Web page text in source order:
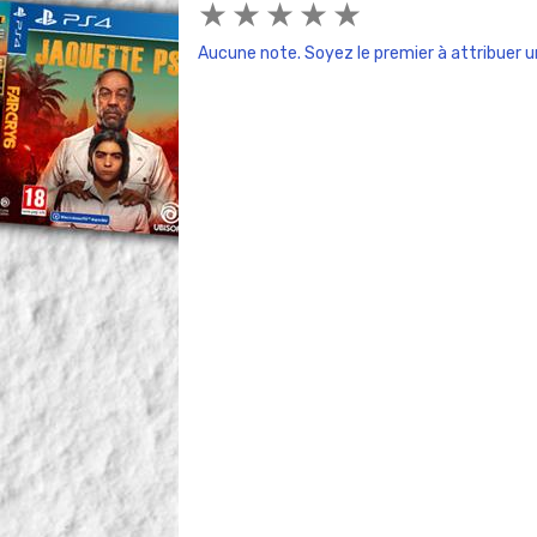
★ ★ ★ ★ ★
Aucune note. Soyez le premier à attribuer